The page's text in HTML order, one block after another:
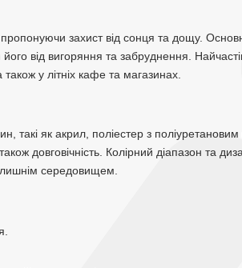
захист від сонця та дощу.
від вигоряння та забруднення.
у літніх кафе та магазинах.
такі як акрил, поліестер з
довговічність. Колірний діапазон та
середовищем.